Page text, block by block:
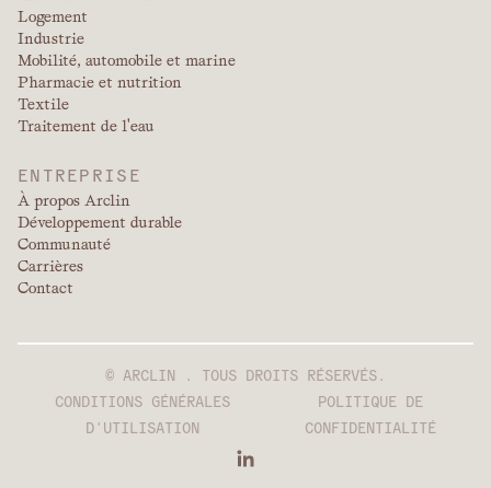
Logement
Industrie
Mobilité, automobile et marine
Pharmacie et nutrition
Textile
Traitement de l'eau
ENTREPRISE
À propos Arclin
Développement durable
Communauté
Carrières
Contact
CONDITIONS GÉNÉRALES
D'UTILISATION
POLITIQUE DE
CONFIDENTIALITÉ
© ARCLIN . TOUS DROITS RÉSERVÉS.